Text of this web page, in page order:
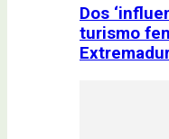
Dos
turismo